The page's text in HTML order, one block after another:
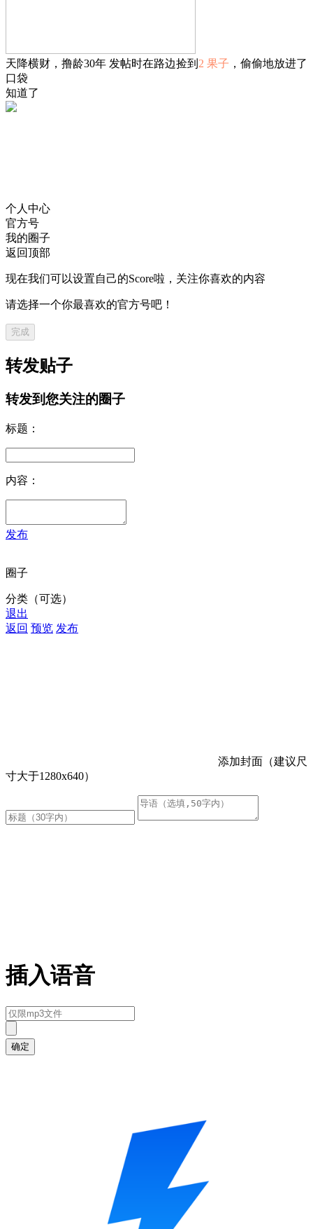
天降横财，撸龄30年 发帖时在路边捡到 2 果子 ，偷偷地放进了
口袋
知道了
个人中心
官方号
我的圈子
返回顶部
现在我们可以设置自己的Score啦，关注你喜欢的内容
请选择一个你最喜欢的官方号吧！
完成
转发贴子
转发到您关注的圈子
标题：
内容：
发布
圈子
分类（可选）
退出
返回 预览 发布
添加封面（建议尺
寸大于1280x640）
插入语音
确定